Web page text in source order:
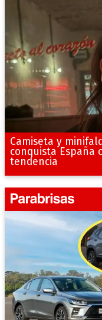
Camiseta y
conquista España
tendencia